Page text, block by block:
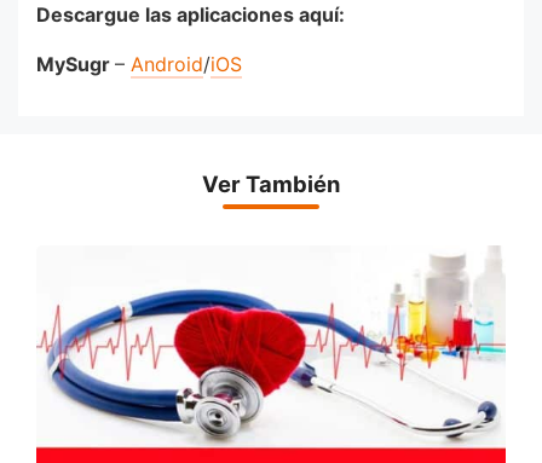
Descargue las aplicaciones aquí:
MySugr – Android/iOS
Ver También